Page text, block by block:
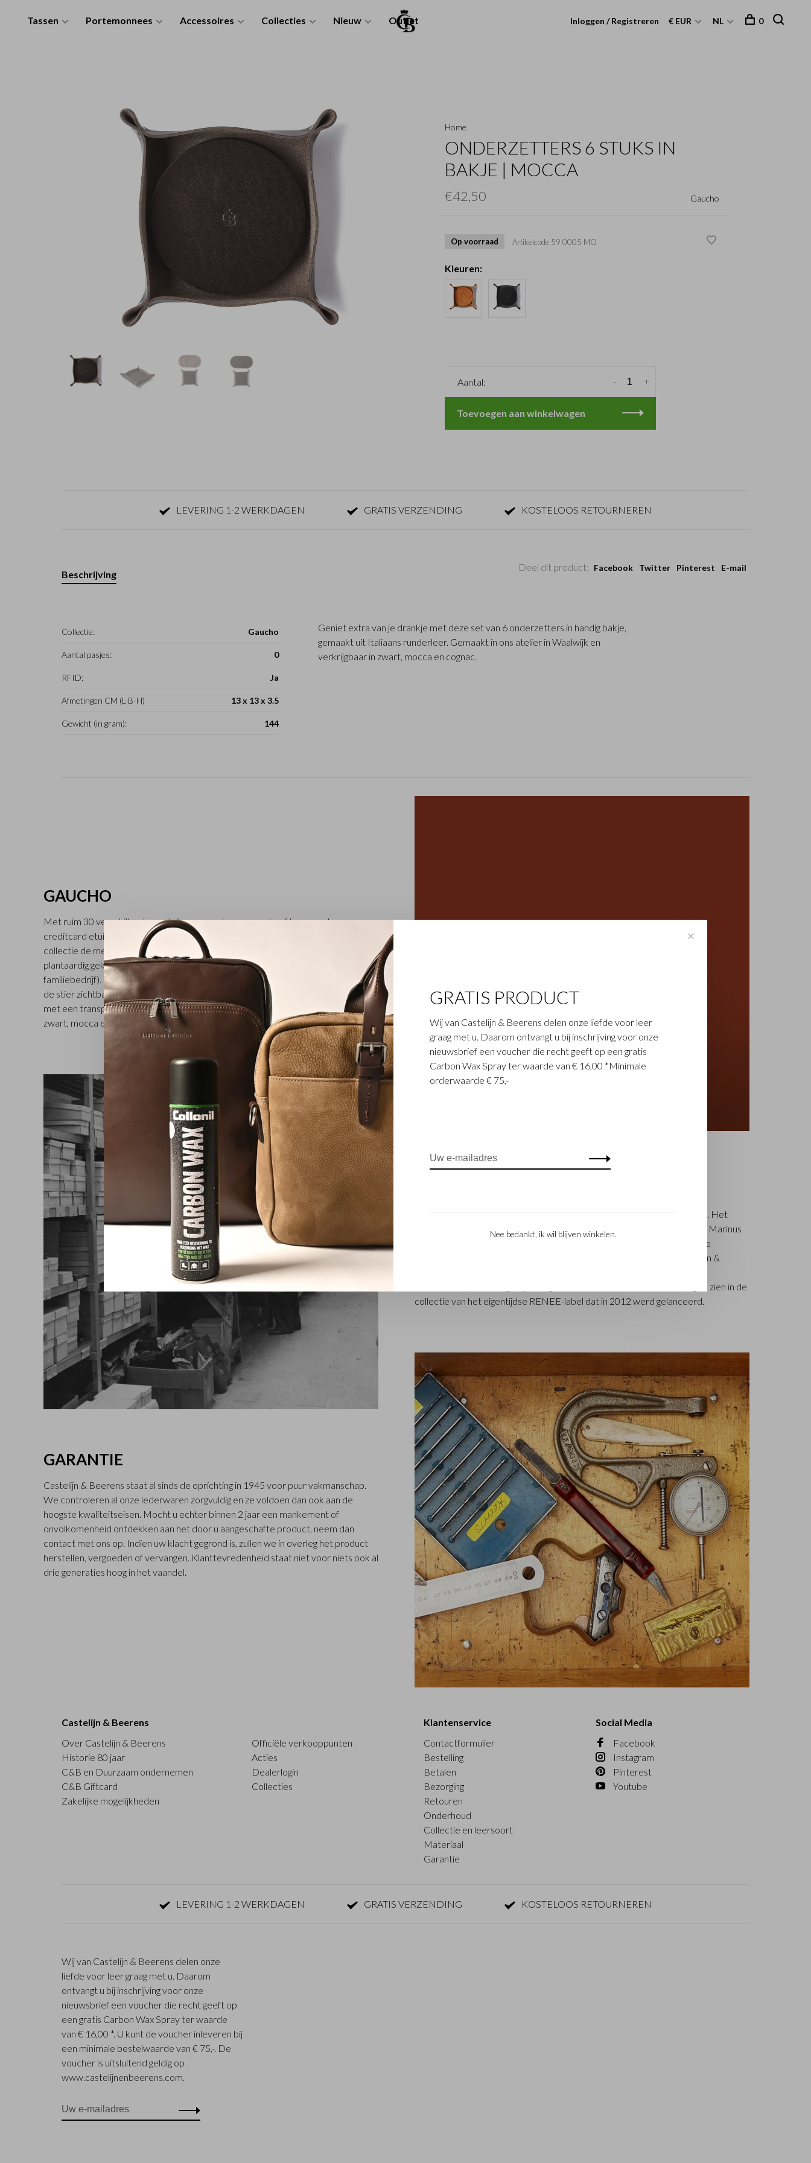
Tassen Portemonnees Accessoires Collecties Nieuw Outlet Inloggen / Registreren € EUR NL 0
Home
ONDERZETTERS 6 STUKS IN
BAKJE | MOCCA
€42,50 Gaucho
Op voorraad Artikelcode 59 0005 MO
Kleuren:
Aantal: +
-
Toevoegen aan winkelwagen
LEVERING 1-2 WERKDAGEN GRATIS VERZENDING KOSTELOOS RETOURNEREN
Deel dit product: Facebook Twitter Pinterest E-mail
Beschrijving
Collectie: Gaucho
Aantal pasjes: 0
RFID: Ja
Afmetingen CM (L-B-H) 13 x 13 x 3.5
Gewicht (in gram): 144
Geniet extra van je drankje met deze set van 6 onderzetters in handig bakje,
gemaakt uit Italiaans runderleer. Gemaakt in ons atelier in Waalwijk en
verkrijgbaar in zwart, mocca en cognac.
GAUCHO
Met ruim 30 verschillende modellen van onder meer volnerf leren portemonnees,
creditcard etuis, schrijfmappen en portefeuilles voor autopapieren is de Gaucho
collectie de meest complete binnen het Castelijn & Beerens assortiment. Het
plantaardig gelooide stierenleer is bewerkt in een looierij in Toscane (2e generatie
familiebedrijf). In alle lederwaren van de Gaucho collectie zijn de nekplooien van
de stier zichtbaar wat zorgt voor een natuurlijk en rijk karakter. De behandeling
met een transparante aniline verf finish maken de items helemaal af. Verkrijgbaar in
zwart, mocca en cognac.
FAMILIEBEDRIJF
familiebedrijf dat al sinds 1945 luxe lederwaren ontwerpt en vervaardigt. Het
bedrijf werd opgericht toen stikmeester Walter Castelijn en leerstanser Marinus
Beerens besloten samen leerproducten te maken. Inmiddels staat de 3e
generatie – Babette en Martijn Beerens - aan het roer en geniet Castelijn &
vakmanschap staat nog altijd hoog in het vaandel. Iets wat ook is terug te zien in de
collectie van het eigentijdse RENEE-label dat in 2012 werd gelanceerd.
GARANTIE
Castelijn & Beerens staat al sinds de oprichting in 1945 voor puur vakmanschap.
We controleren al onze lederwaren zorgvuldig en ze voldoen dan ook aan de
hoogste kwaliteitseisen. Mocht u echter binnen 2 jaar een mankement of
onvolkomenheid ontdekken aan het door u aangeschafte product, neem dan
contact met ons op. Indien uw klacht gegrond is, zullen we in overleg het product
herstellen, vergoeden of vervangen. Klanttevredenheid staat niet voor niets ook al
drie generaties hoog in het vaandel.
Castelijn & Beerens
Over Castelijn & Beerens
Historie 80 jaar
C&B en Duurzaam ondernemen
C&B Giftcard
Zakelijke mogelijkheden
Officiële verkooppunten
Acties
Dealerlogin
Collecties
Klantenservice
Contactformulier
Bestelling
Betalen
Bezorging
Retouren
Onderhoud
Collectie en leersoort
Materiaal
Garantie
Social Media
Facebook
Instagram
Pinterest
Youtube
LEVERING 1-2 WERKDAGEN GRATIS VERZENDING KOSTELOOS RETOURNEREN
Wij van Castelijn & Beerens delen onze
liefde voor leer graag met u. Daarom
ontvangt u bij inschrijving voor onze
nieuwsbrief een voucher die recht geeft op
een gratis Carbon Wax Spray ter waarde
van € 16,00 *. U kunt de voucher inleveren bij
een minimale bestelwaarde van € 75,-. De
voucher is uitsluitend geldig op
www.castelijnenbeerens.com.
✕
GRATIS PRODUCT
Wij van Castelijn & Beerens delen onze liefde voor leer
graag met u. Daarom ontvangt u bij inschrijving voor onze
nieuwsbrief een voucher die recht geeft op een gratis
Carbon Wax Spray ter waarde van € 16,00 *Minimale
orderwaarde € 75,-
Nee bedankt, ik wil blijven winkelen.